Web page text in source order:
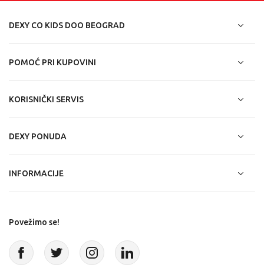
DEXY CO KIDS DOO BEOGRAD
POMOĆ PRI KUPOVINI
KORISNIČKI SERVIS
DEXY PONUDA
INFORMACIJE
Povežimo se!